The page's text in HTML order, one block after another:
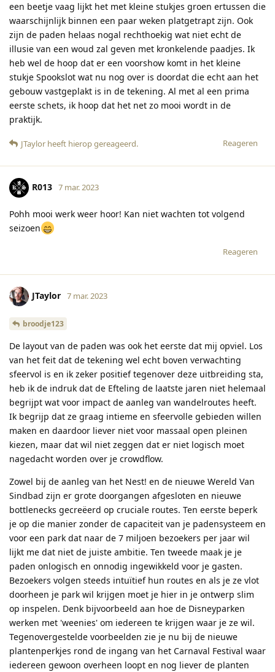
een beetje vaag lijkt het met kleine stukjes groen ertussen die
waarschijnlijk binnen een paar weken platgetrapt zijn. Ook
zijn de paden helaas nogal rechthoekig wat niet echt de
illusie van een woud zal geven met kronkelende paadjes. Ik
heb wel de hoop dat er een voorshow komt in het kleine
stukje Spookslot wat nu nog over is doordat die echt aan het
gebouw vastgeplakt is in de tekening. Al met al een prima
eerste schets, ik hoop dat het net zo mooi wordt in de
praktijk.
Reageren
JTaylor heeft hierop gereageerd.
R013 7 mar. 2023
Pohh mooi werk weer hoor! Kan niet wachten tot volgend
seizoen
Reageren
JTaylor 7 mar. 2023
broodje123
De layout van de paden was ook het eerste dat mij opviel. Los
van het feit dat de tekening wel echt boven verwachting
sfeervol is en ik zeker positief tegenover deze uitbreiding sta,
heb ik de indruk dat de Efteling de laatste jaren niet helemaal
begrijpt wat voor impact de aanleg van wandelroutes heeft.
Ik begrijp dat ze graag intieme en sfeervolle gebieden willen
maken en daardoor liever niet voor massaal open pleinen
kiezen, maar dat wil niet zeggen dat er niet logisch moet
nagedacht worden over je crowdflow.
Zowel bij de aanleg van het Nest! en de nieuwe Wereld Van
Sindbad zijn er grote doorgangen afgesloten en nieuwe
bottlenecks gecreëerd op cruciale routes. Ten eerste beperk
je op die manier zonder de capaciteit van je padensysteem en
voor een park dat naar de 7 miljoen bezoekers per jaar wil
lijkt me dat niet de juiste ambitie. Ten tweede maak je je
paden onlogisch en onnodig ingewikkeld voor je gasten.
Bezoekers volgen steeds intuïtief hun routes en als je ze vlot
doorheen je park wil krijgen moet je hier in je ontwerp slim
op inspelen. Denk bijvoorbeeld aan hoe de Disneyparken
werken met 'weenies' om iedereen te krijgen waar je ze wil.
Tegenovergestelde voorbeelden zie je nu bij de nieuwe
plantenperkjes rond de ingang van het Carnaval Festival waar
iedereen gewoon overheen loopt en nog liever de planten